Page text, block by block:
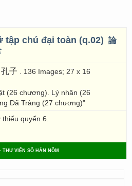
tập chú đại toàn (q.02) 論
孔子 . 136 Images; 27 x 16
(26 chương). Lý nhân (26
Dã Tràng (27 chương)"
quyển 6.
- THƯ VIỆN SỐ HÁN NÔM